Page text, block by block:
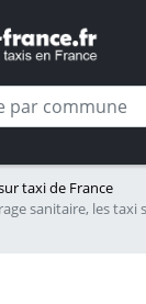
taxi de France
sanitaire, les taxi